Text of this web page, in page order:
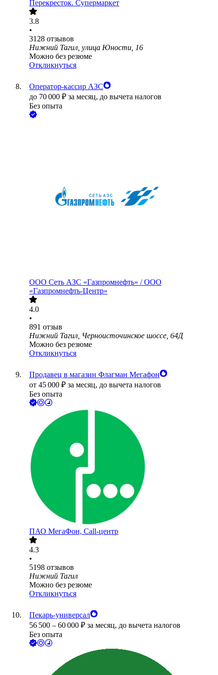
Перекресток. Супермаркет
3.8
•
3128 отзывов
Нижний Тагил, улица Юности, 16
Можно без резюме
Откликнуться
Оператор-кассир АЗС
до 70 000 ₽ за месяц, до вычета налогов
Без опыта
ООО Сеть АЗС «Газпромнефть» / ООО
«Газпромнефть-Центр»
4.0
•
891 отзыв
Нижний Тагил, Черноисточинское шоссе, 64Д
Можно без резюме
Откликнуться
Продавец в магазин Флагман Мегафон
от 45 000 ₽ за месяц, до вычета налогов
Без опыта
ПАО МегаФон, Call-центр
4.3
•
5198 отзывов
Нижний Тагил
Можно без резюме
Откликнуться
Пекарь-универсал
56 500 – 60 000 ₽ за месяц, до вычета налогов
Без опыта